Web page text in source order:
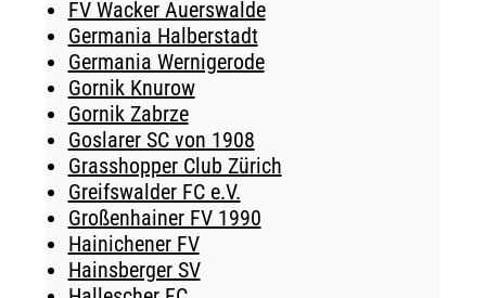
FV Wacker Auerswalde
Germania Halberstadt
Germania Wernigerode
Gornik Knurow
Gornik Zabrze
Goslarer SC von 1908
Grasshopper Club Zürich
Greifswalder FC e.V.
Großenhainer FV 1990
Hainichener FV
Hainsberger SV